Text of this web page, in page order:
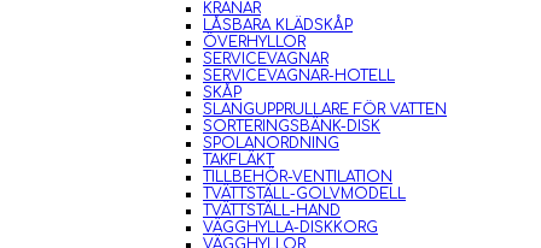
KRANAR
LÅSBARA KLÄDSKÅP
ÖVERHYLLOR
SERVICEVAGNAR
SERVICEVAGNAR-HOTELL
SKÅP
SLANGUPPRULLARE FÖR VATTEN
SORTERINGSBÄNK-DISK
SPOLANORDNING
TAKFLÄKT
TILLBEHÖR-VENTILATION
TVÄTTSTÄLL-GOLVMODELL
TVÄTTSTÄLL-HAND
VÄGGHYLLA-DISKKORG
VÄGGHYLLOR